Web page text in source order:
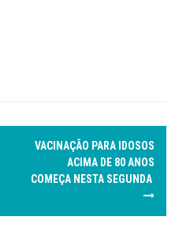
VACINAÇÃO PARA IDOSOS
ACIMA DE 80 ANOS
COMEÇA NESTA SEGUNDA